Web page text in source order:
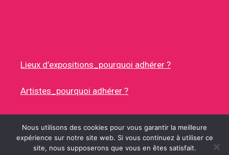
Lieux d’expositions_pourquoi adhérer ?
Artistes_pourquoi adhérer ?
© 2026 RUES DES ARTISTES• CONSTRUIT AVEC
Nous utilisons des cookies pour vous garantir la meilleure
expérience sur notre site web. Si vous continuez à utiliser ce
site, nous supposerons que vous en êtes satisfait.